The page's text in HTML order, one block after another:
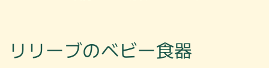
リリーブのベビー食器